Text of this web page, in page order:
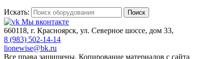
Искать: Поиск
Мы вконтакте
660118, г. Красноярск, ул. Северное шоссе, дом 33,
8 (983) 502-14-14
lionewise@bk.ru
Все права защищены. Копирование материалов с сайта